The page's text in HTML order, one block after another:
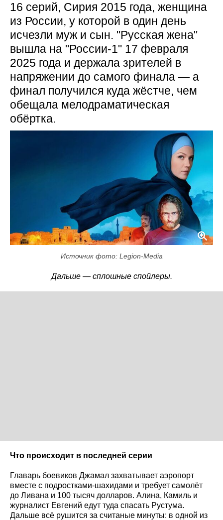
16 серий, Сирия 2015 года, женщина
из России, у которой в один день
исчезли муж и сын. "Русская жена"
вышла на "России-1" 17 февраля
2025 года и держала зрителей в
напряжении до самого финала — а
финал получился куда жёстче, чем
обещала мелодраматическая
обёртка.
Источник фото: Legion-Media
Дальше — сплошные спойлеры.
Что происходит в последней серии
Главарь боевиков Джамал захватывает аэропорт
вместе с подростками-шахидами и требует самолёт
до Ливана и 100 тысяч долларов. Алина, Камиль и
журналист Евгений едут туда спасать Рустума.
Дальше всё рушится за считаные минуты: в одной из